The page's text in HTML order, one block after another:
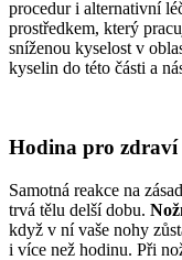
procedur i alternativní
prostředkem, který
sníženou kyselost v
kyselin do této části a
Hodina pro zdraví
Samotná reakce na
trvá tělu delší dobu.
když v ní vaše nohy
i více než hodinu. Při